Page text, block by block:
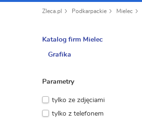
Zleca.pl Podkarpackie Mielec
Katalog firm Mielec
Grafika
Parametry
tylko ze zdjęciami
tylko z telefonem